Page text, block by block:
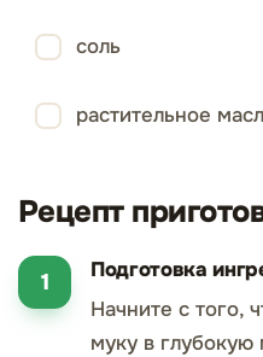
соль
растительное
Рецепт
Подготовка
Начните с того,
муку в